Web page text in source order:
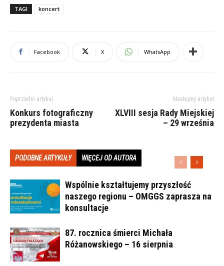
TAGI koncert
Facebook X WhatsApp
Poprzedni artykuł
Konkurs fotograficzny
prezydenta miasta
Następny artykuł
XLVIII sesja Rady Miejskiej
– 29 września
PODOBNE ARTYKUŁY WIĘCEJ OD AUTORA
Wspólnie kształtujemy przyszłość
naszego regionu – OMGGS zaprasza na
konsultacje
87. rocznica śmierci Michała
Różanowskiego – 16 sierpnia